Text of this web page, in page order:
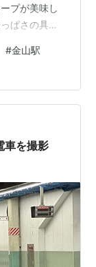
プが美味し
ぱさの具合
ゲも入れた
にごまダレ
べた後で気
るものなの
を注文した
った…
#金山駅
車を撮影